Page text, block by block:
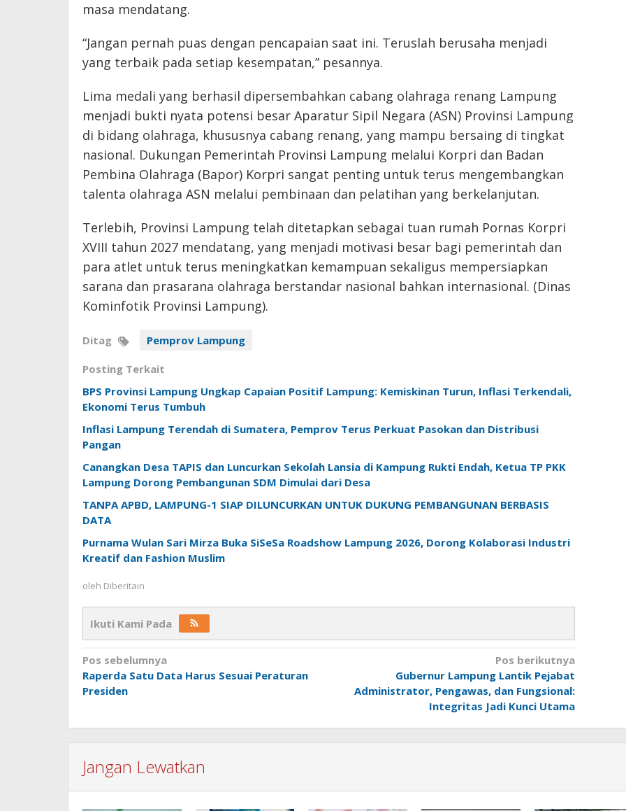
masa mendatang.
“Jangan pernah puas dengan pencapaian saat ini. Teruslah berusaha menjadi
yang terbaik pada setiap kesempatan,” pesannya.
Lima medali yang berhasil dipersembahkan cabang olahraga renang Lampung
menjadi bukti nyata potensi besar Aparatur Sipil Negara (ASN) Provinsi Lampung
di bidang olahraga, khususnya cabang renang, yang mampu bersaing di tingkat
nasional. Dukungan Pemerintah Provinsi Lampung melalui Korpri dan Badan
Pembina Olahraga (Bapor) Korpri sangat penting untuk terus mengembangkan
talenta olahraga ASN melalui pembinaan dan pelatihan yang berkelanjutan.
Terlebih, Provinsi Lampung telah ditetapkan sebagai tuan rumah Pornas Korpri
XVIII tahun 2027 mendatang, yang menjadi motivasi besar bagi pemerintah dan
para atlet untuk terus meningkatkan kemampuan sekaligus mempersiapkan
sarana dan prasarana olahraga berstandar nasional bahkan internasional. (Dinas
Kominfotik Provinsi Lampung).
Ditag Pemprov Lampung
Posting Terkait
BPS Provinsi Lampung Ungkap Capaian Positif Lampung: Kemiskinan Turun, Inflasi Terkendali,
Ekonomi Terus Tumbuh
Inflasi Lampung Terendah di Sumatera, Pemprov Terus Perkuat Pasokan dan Distribusi
Pangan
Canangkan Desa TAPIS dan Luncurkan Sekolah Lansia di Kampung Rukti Endah, Ketua TP PKK
Lampung Dorong Pembangunan SDM Dimulai dari Desa
TANPA APBD, LAMPUNG-1 SIAP DILUNCURKAN UNTUK DUKUNG PEMBANGUNAN BERBASIS
DATA
Purnama Wulan Sari Mirza Buka SiSeSa Roadshow Lampung 2026, Dorong Kolaborasi Industri
Kreatif dan Fashion Muslim
oleh Diberitain
Ikuti Kami Pada
Navigasi
pos
Pos sebelumnya
Raperda Satu Data Harus Sesuai Peraturan
Presiden
Pos berikutnya
Gubernur Lampung Lantik Pejabat
Administrator, Pengawas, dan Fungsional:
Integritas Jadi Kunci Utama
Jangan Lewatkan